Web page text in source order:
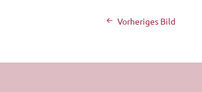
Vorheriges Bild